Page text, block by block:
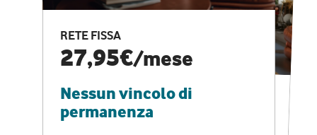
RETE FISSA
27,95€/mese
Nessun vincolo di
permanenza
CASA PRO
Internet veloce e
vantaggi speciali
RETE FISSA + VODAFONE CLUB
29,95€